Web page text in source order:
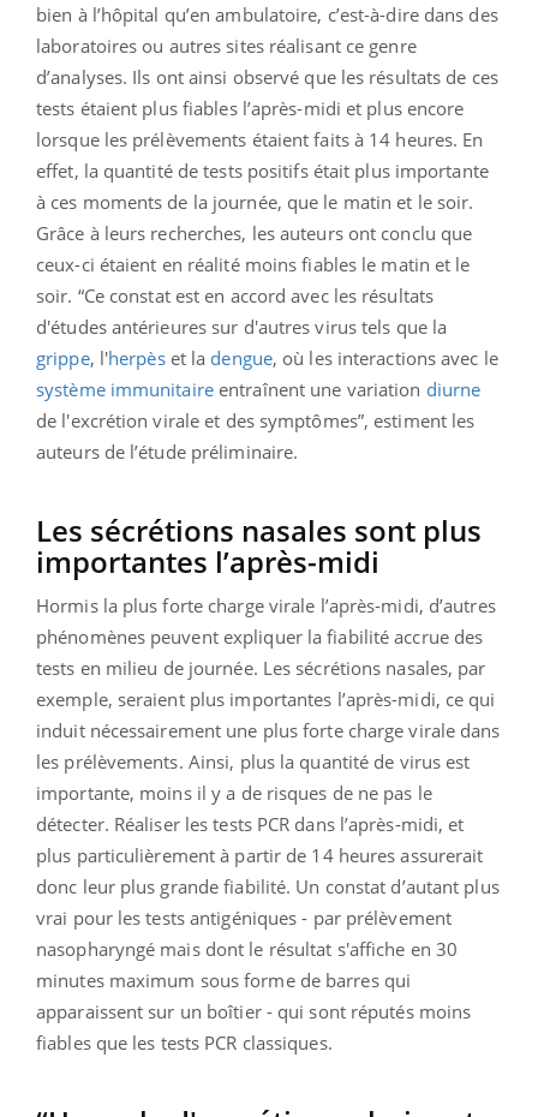
bien à l’hôpital qu’en ambulatoire, c’est-à-dire dans des
laboratoires ou autres sites réalisant ce genre
d’analyses. Ils ont ainsi observé que les résultats de ces
tests étaient plus fiables l’après-midi et plus encore
lorsque les prélèvements étaient faits à 14 heures. En
effet, la quantité de tests positifs était plus importante
à ces moments de la journée, que le matin et le soir.
Grâce à leurs recherches, les auteurs ont conclu que
ceux-ci étaient en réalité moins fiables le matin et le
soir. “Ce constat est en accord avec les résultats
d'études antérieures sur d'autres virus tels que la
grippe, l'herpèset la dengue, où les interactions avec le
système immunitaireentraînent une variation diurne
de l'excrétion virale et des symptômes”, estiment les
auteurs de l’étude préliminaire.
Les sécrétions nasales sont plus
importantes l’après-midi
Hormis la plus forte charge virale l’après-midi, d’autres
phénomènes peuvent expliquer la fiabilité accrue des
tests en milieu de journée. Les sécrétions nasales, par
exemple, seraient plus importantes l’après-midi, ce qui
induit nécessairement une plus forte charge virale dans
les prélèvements. Ainsi, plus la quantité de virus est
importante, moins il y a de risques de ne pas le
détecter. Réaliser les tests PCR dans l’après-midi, et
plus particulièrement à partir de 14 heures assurerait
donc leur plus grande fiabilité. Un constat d’autant plus
vrai pour les tests antigéniques - par prélèvement
nasopharyngé mais dont le résultat s'affiche en 30
minutes maximum sous forme de barres qui
apparaissent sur un boîtier - qui sont réputés moins
fiables que les tests PCR classiques.